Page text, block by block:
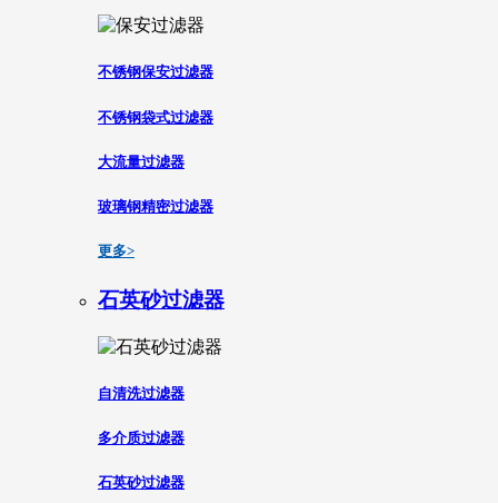
不锈钢保安过滤器
不锈钢袋式过滤器
大流量过滤器
玻璃钢精密过滤器
更多>
石英砂过滤器
自清洗过滤器
多介质过滤器
石英砂过滤器